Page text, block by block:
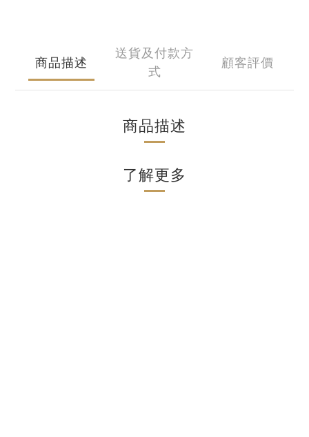
商品描述
送貨及付款方
式
顧客評價
商品描述
了解更多